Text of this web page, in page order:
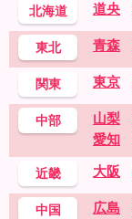
北海道 道央
東北 青森
関東 東京
中部 山梨
愛知
近畿 大阪
中国 広島